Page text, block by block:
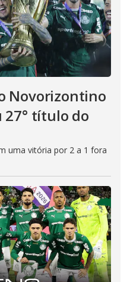
Novorizontino
27° título do
uma vitória por 2 a 1 fora